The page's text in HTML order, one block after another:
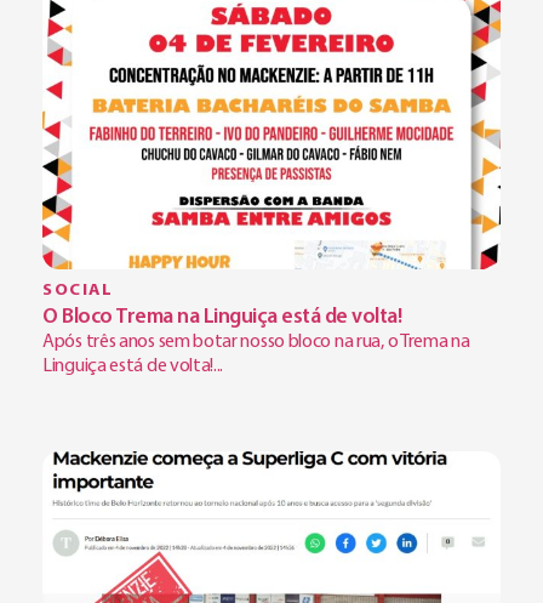
SOCIAL
O Bloco Trema na Linguiça está de volta!
Após três anos sem botar nosso bloco na rua, o Trema na
Linguiça está de volta!...